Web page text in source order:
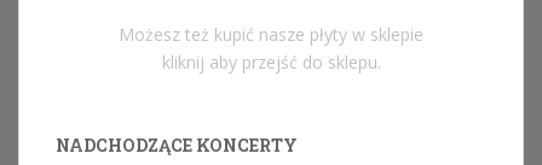
Możesz też kupić nasze płyty w sklepie
kliknij aby przejść do sklepu.
NADCHODZĄCE KONCERTY